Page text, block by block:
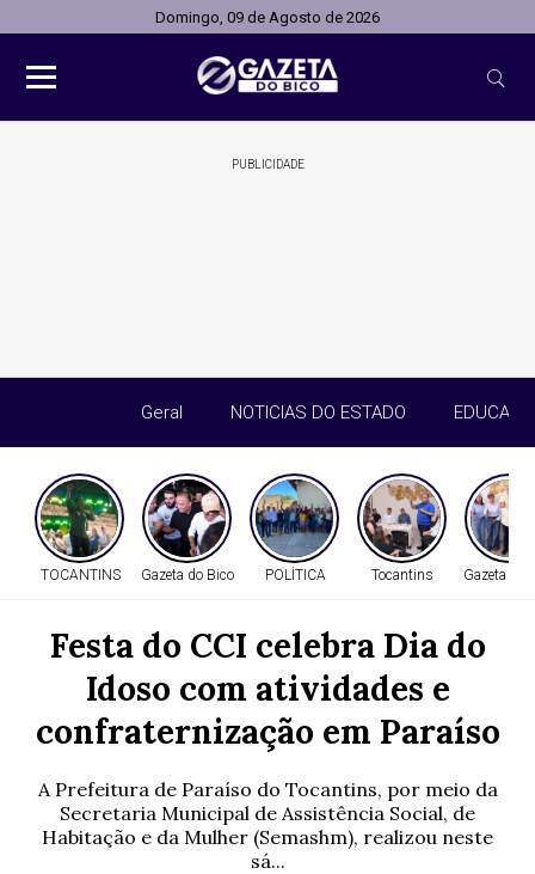
Domingo, 09 de Agosto de 2026
PUBLICIDADE
Geral NOTICIAS DO ESTADO
TOCANTINS Gazeta do Bico POLÍTICA Tocantins Gazeta do
Festa do CCI celebra Dia do
Idoso com atividades e
confraternização em Paraíso
A Prefeitura de Paraíso do Tocantins, por meio da
Secretaria Municipal de Assistência Social, de
Habitação e da Mulher (Semashm), realizou neste
sá...